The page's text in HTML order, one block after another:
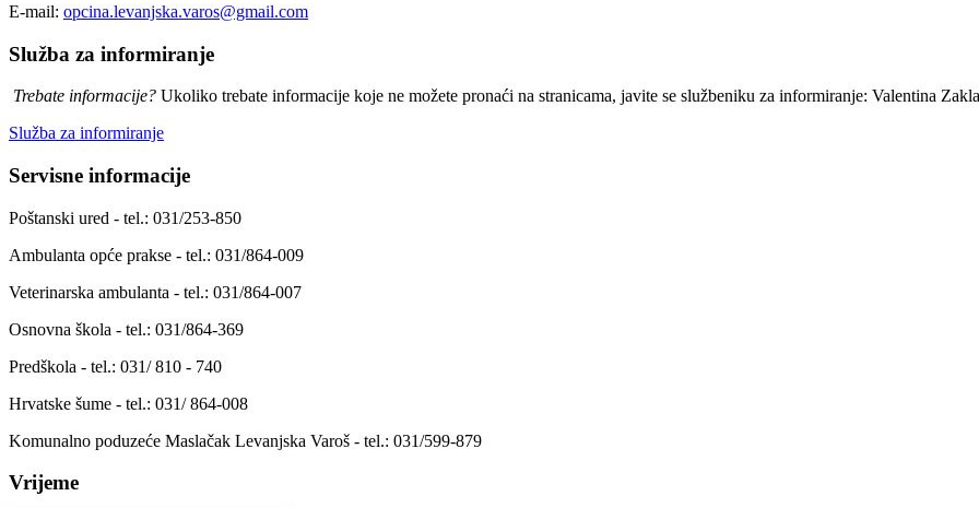
E-mail: opcina.levanjska.varos@gmail.com
Služba za informiranje
Trebate informacije? Ukoliko trebate informacije koje ne možete pronaći na stranicama, javite se službeniku za informiranje: Valentina
Služba za informiranje
Servisne informacije
Poštanski ured - tel.: 031/253-850
Ambulanta opće prakse - tel.: 031/864-009
Veterinarska ambulanta - tel.: 031/864-007
Osnovna škola - tel.: 031/864-369
Predškola - tel.: 031/ 810 - 740
Hrvatske šume - tel.: 031/ 864-008
Komunalno poduzeće Maslačak Levanjska Varoš - tel.: 031/599-879
Vrijeme